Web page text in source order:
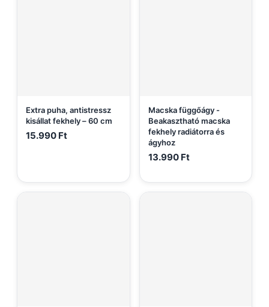
Extra puha, antistressz
kisállat fekhely – 60 cm
15.990 Ft
Macska függőágy -
Beakasztható macska
fekhely radiátorra és
ágyhoz
13.990 Ft